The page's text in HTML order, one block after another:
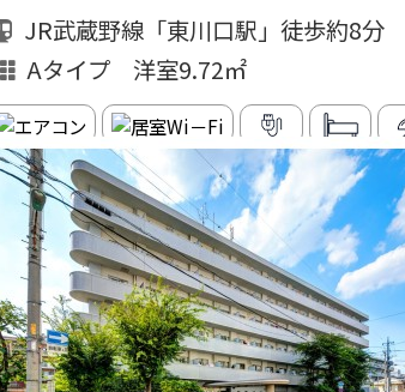
JR武蔵野線「東川口駅」徒歩約8分
Aタイプ 洋室9.72㎡